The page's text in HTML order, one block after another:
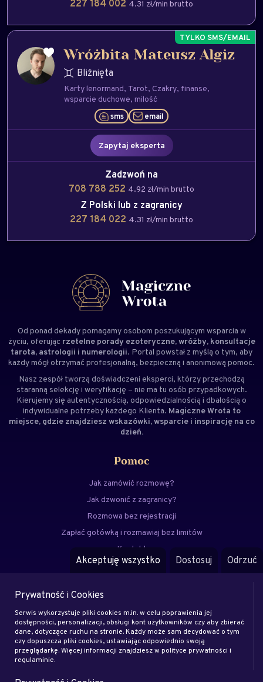
227 184 002 4.31 zł/min brutto
Wróżbita Mateusz Algiz
Bliźnięta
Karty lenormand Tarot Czakry finanse
wsparcie duchowe milość
sms email
Zapytaj eksperta
Zadzwoń na
708 788 252 4.92 zł/min brutto
Z Polski lub z zagranicy
227 184 022 4.31 zł/min brutto
Od ponad dekady pomagamy osobom poszukującym wsparcia w
życiu, oferując rzetelne porady ezoteryczne, wróżby, konsultacje
tarota, astrologii i numerologii. Portal powstał z myślą o tym, aby
każdy mógł otrzymać profesjonalną, bezpieczną i anonimową pomoc.
Nasz zespół tworzą doświadczeni eksperci, którzy przechodzą
staranną selekcję i weryfikację – nie ma tu osób przypadkowych.
Kierujemy się autentycznością, odpowiedzialnością i dbałością o
indywidualne potrzeby każdego Klienta. Magiczne Wrota to
miejsce, gdzie znajdziesz wskazówki, wsparcie i inspirację na co
dzień.
Pomoc
Jak zamówić rozmowę?
Jak dzwonić z zagranicy?
Rozmowa bez rejestracji
Zapłać gotówką i rozmawiaj bez limitów
Kontakt
FAQ
Eksperci
Zostań klientem
Zostań ekspertem
Akceptuję wszystko Dostosuj Odrzuć
Prywatność i Cookies
Serwis wykorzystuje pliki cookies m.in. w celu poprawienia jej
dostępności, personalizacji, obsługi kont użytkowników czy aby zbierać
dane, dotyczące ruchu na stronie. Każdy może sam decydować o tym
czy dopuszcza pliki cookies, ustawiając odpowiednio swoją
przeglądarkę. Więcej informacji znajdziesz w polityce prywatności i
regulaminie.